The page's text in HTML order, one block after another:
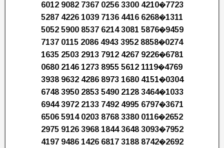
6012 9082 7367 0256 3300 4210�7723
5287 4226 1039 7136 4416 6268�1311
5052 5900 8537 6214 3081 5876�9459
7137 0115 2086 4943 3952 8858�0274
1635 2503 2913 7912 4267 9226�6781
0680 2146 1273 8955 5612 1119�4769
3938 9632 4286 8973 1680 4151�0304
6748 3950 2853 5490 2128 3464�1033
6944 3972 2133 7492 4995 6797�3671
6506 5914 0203 8768 3380 0116�2652
2975 9126 3968 1844 3648 3093�7952
4197 9486 1426 6817 3188 8742�2692